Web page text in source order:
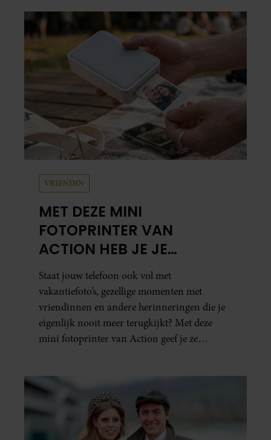
Leidsedwarsstraat roept een stortvloed aan
herinneringen op. Daar begon hun leven
samen en werd dochter Lola geboren.
VRIENDIN
MET DEZE MINI
FOTOPRINTER VAN
ACTION HEB JE JE
FAVORIETE FOTO’S BINNEN
ÉÉN MINUUT IN HANDEN
Staat jouw telefoon ook vol met
vakantiefoto’s, gezellige momenten met
vriendinnen en andere herinneringen die je
eigenlijk nooit meer terugkijkt? Met deze
mini fotoprinter van Action geef je ze
al in handen.